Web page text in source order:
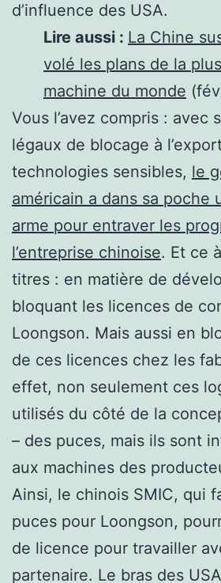
d’influence des USA.
Lire aussi : La Chine
volé les plans de la
machine du monde
Vous l’avez compris : avec
légaux de blocage à
technologies sensibles, le
américain a dans sa poche
arme pour entraver les
l’entreprise chinoise. Et ce
titres : en matière de
bloquant les licences de
Loongson. Mais aussi en
de ces licences chez les
effet, non seulement ces
utilisés du côté de la
– des puces, mais ils sont
aux machines des
Ainsi, le chinois SMIC, qui
puces pour Loongson,
de licence pour travailler
partenaire. Le bras des